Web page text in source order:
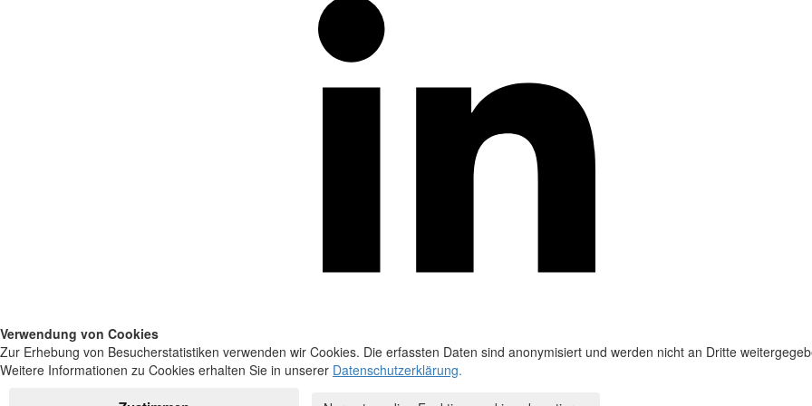
Verwendung von Cookies
Zur Erhebung von Besucherstatistiken verwenden wir Cookies. Die erfassten Daten sind anonymisiert und werden nicht an Dritte
Weitere Informationen zu Cookies erhalten Sie in unserer Datenschutzerklärung.